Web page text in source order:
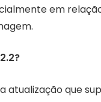
em
atualização que